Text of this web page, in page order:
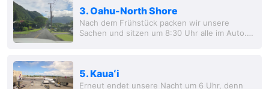
3. Oahu-North Shore
Nach dem Frühstück packen wir unsere
Sachen und sitzen um 8:30 Uhr alle im Auto.
5. Kauaʻi
Erneut endet unsere Nacht um 6 Uhr, denn